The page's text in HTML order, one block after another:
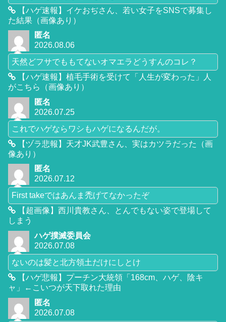
【ハゲ速報】イケおぢさん、若い女子をSNSで募集し
た結果（画像あり）
匿名
2026.08.06
天然どフサでももてないオマエラどうすんのコレ？
【ハゲ速報】植毛手術を受けて「人生が変わった」人
がこちら（画像あり）
匿名
2026.07.25
これでハゲならワシもハゲになるんだが。
【ヅラ悲報】天才JK武豊さん、実はカツラだった（画
像あり）
匿名
2026.07.12
First takeではあんま禿げてなかったぞ
【超画像】西川貴教さん、とんでもない姿で登場して
しまう
ハゲ撲滅委員会
2026.07.08
ないのは髪と北方領土だけにしとけ
【ハゲ悲報】プーチン大統領「168cm、ハゲ、陰キ
ャ」←こいつが天下取れた理由
匿名
2026.07.08